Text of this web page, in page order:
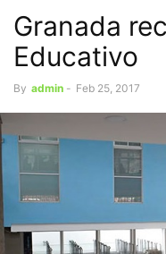
Granada
Educativo
By admin - Feb 25, 2017